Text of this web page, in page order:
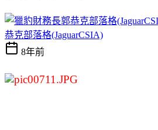
恭克部落格(JaguarCSIA)
8年前